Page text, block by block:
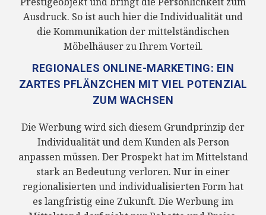
Ausdruck. So ist auch hier die Individualität und
die Kommunikation der mittelständischen
Möbelhäuser zu Ihrem Vorteil.
REGIONALES ONLINE-MARKETING: EIN
ZARTES PFLÄNZCHEN MIT VIEL POTENZIAL
ZUM WACHSEN
Die Werbung wird sich diesem Grundprinzip der
Individualität und dem Kunden als Person
anpassen müssen. Der Prospekt hat im Mittelstand
stark an Bedeutung verloren. Nur in einer
regionalisierten und individualisierten Form hat
es langfristig eine Zukunft. Die Werbung im